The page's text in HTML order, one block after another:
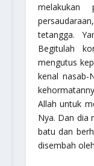
tetangga.
Begitulah
mengutus
kenal nasab-
Allah untuk
Nya. Dan dia
batu dan
disembah